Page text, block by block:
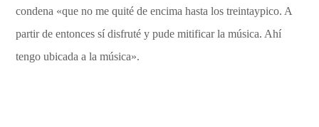
condena «que no me quité de encima hasta los treintaypico. A
partir de entonces sí disfruté y pude mitificar la música. Ahí
tengo ubicada a la música».